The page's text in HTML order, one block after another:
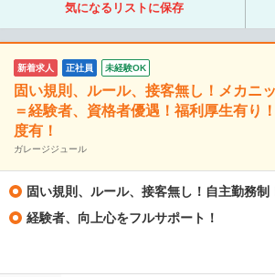
気になるリストに保存
新着求人 正社員 未経験OK
固い規則、ルール、接客無し！メカニ
＝経験者、資格者優遇！福利厚生有り
度有！
ガレージジュール
固い規則、ルール、接客無し！自主勤務制
経験者、向上心をフルサポート！